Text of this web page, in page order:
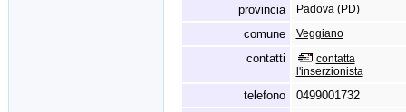
provincia
Padova (PD)
comune Veggiano
contatti
contatta
l'inserzionista
telefono
0499001732